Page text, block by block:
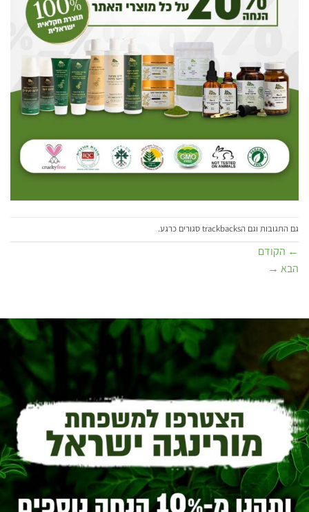
גם התגובות וגם הtrackbacks סגורים כרגע.
← הקודם
הבא →